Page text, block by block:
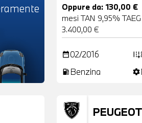
Oppure da: 130,00 €
mesi TAN 9,95%
3.400,00 €
date_range02/2016 add_road
local_gas_station Benzina settings
PEUGEOT
Usato